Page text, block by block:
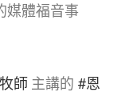
媒體福音事
師 主講的 #恩